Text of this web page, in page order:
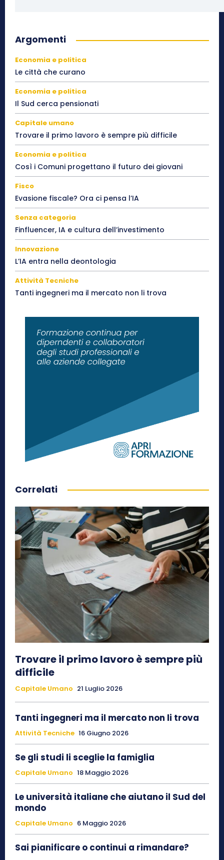
Argomenti
Economia e politica
Le città che curano
Economia e politica
Il Sud cerca pensionati
Capitale umano
Trovare il primo lavoro è sempre più difficile
Economia e politica
Così i Comuni progettano il futuro dei giovani
Fisco
Evasione fiscale? Ora ci pensa l’IA
Senza categoria
Finfluencer, IA e cultura dell’investimento
Innovazione
L’IA entra nella deontologia
Attività Tecniche
Tanti ingegneri ma il mercato non li trova
Correlati
Trovare il primo lavoro è sempre più
difficile
Capitale Umano 21 Luglio 2026
Tanti ingegneri ma il mercato non li trova
Attività Tecniche 16 Giugno 2026
Se gli studi li sceglie la famiglia
Capitale Umano 18 Maggio 2026
Le università italiane che aiutano il Sud del
mondo
Capitale Umano 6 Maggio 2026
Sai pianificare o continui a rimandare?